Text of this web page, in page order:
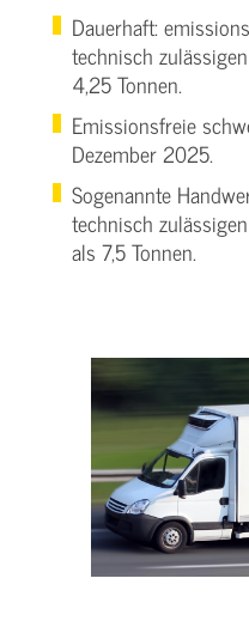
Dauerhaft:
technisch
4,25 Tonnen.
Emissionsfreie
Dezember 2025.
Sogenannte
technisch
als 7,5 Tonnen.